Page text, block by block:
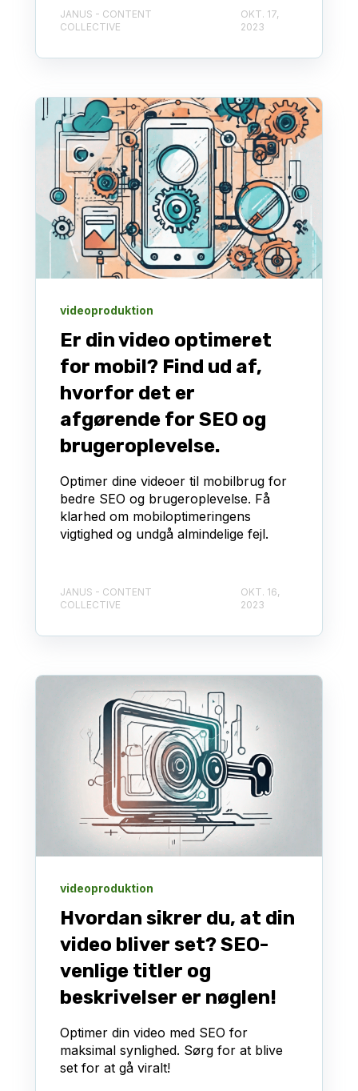
JANUS - CONTENT
COLLECTIVE
OKT. 17,
2023
videoproduktion
Er din video optimeret
for mobil? Find ud af,
hvorfor det er
afgørende for SEO og
brugeroplevelse.
Optimer dine videoer til mobilbrug for
bedre SEO og brugeroplevelse. Få
klarhed om mobiloptimeringens
vigtighed og undgå almindelige fejl.
JANUS - CONTENT
COLLECTIVE
OKT. 16,
2023
videoproduktion
Hvordan sikrer du, at din
video bliver set? SEO-
venlige titler og
beskrivelser er nøglen!
Optimer din video med SEO for
maksimal synlighed. Sørg for at blive
set for at gå viralt!